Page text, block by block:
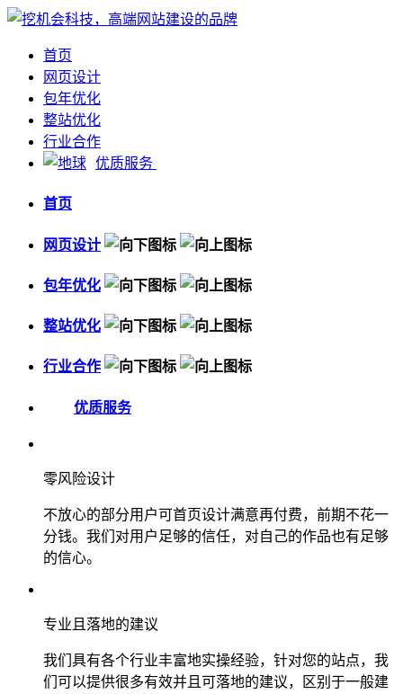
首页
网页设计
包年优化
整站优化
行业合作
优质服务
首页
网页设计
包年优化
整站优化
行业合作
优质服务
零风险设计
不放心的部分用户可首页设计满意再付费，前期不花一
分钱。我们对用户足够的信任，对自己的作品也有足够
的信心。
专业且落地的建议
我们具有各个行业丰富地实操经验，针对您的站点，我
们可以提供很多有效并且可落地的建议，区别于一般建